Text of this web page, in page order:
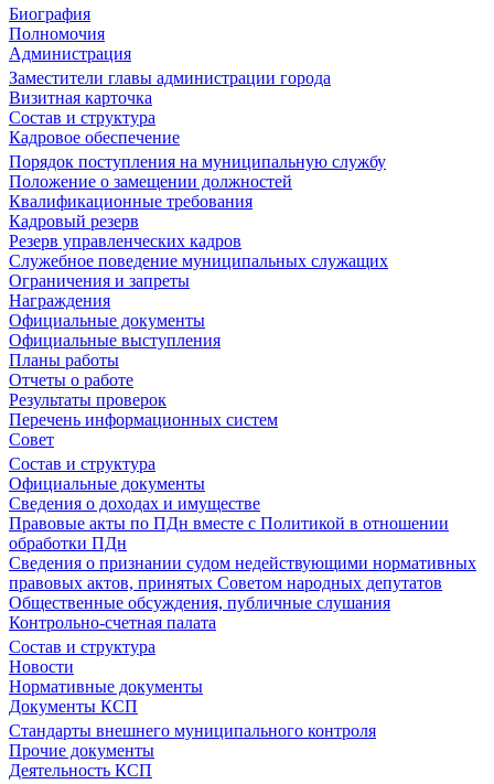
Биография
Полномочия
Администрация
Заместители главы администрации города
Визитная карточка
Состав и структура
Кадровое обеспечение
Порядок поступления на муниципальную службу
Положение о замещении должностей
Квалификационные требования
Кадровый резерв
Резерв управленческих кадров
Служебное поведение муниципальных служащих
Ограничения и запреты
Награждения
Официальные документы
Официальные выступления
Планы работы
Отчеты о работе
Результаты проверок
Перечень информационных систем
Совет
Состав и структура
Официальные документы
Сведения о доходах и имуществе
Правовые акты по ПДн вместе с Политикой в отношении
обработки ПДн
Сведения о признании судом недействующими нормативных
правовых актов, принятых Советом народных депутатов
Общественные обсуждения, публичные слушания
Контрольно-счетная палата
Состав и структура
Новости
Нормативные документы
Документы КСП
Стандарты внешнего муниципального контроля
Прочие документы
Деятельность КСП